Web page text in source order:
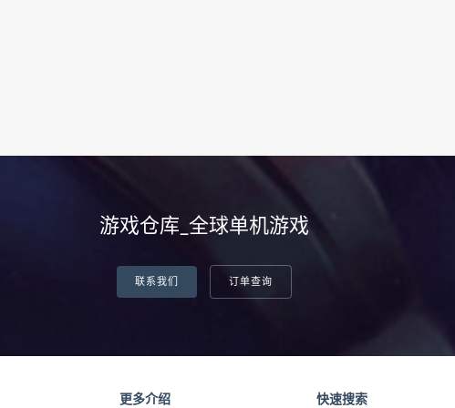
游戏仓库_全球单机游戏
联系我们 订单查询
更多介绍 快速搜索